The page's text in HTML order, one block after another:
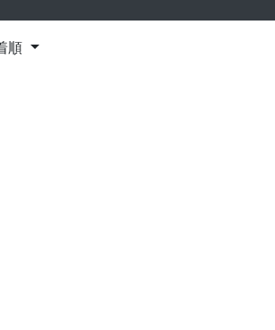
順